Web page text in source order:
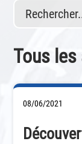
Tous
08/06/2021